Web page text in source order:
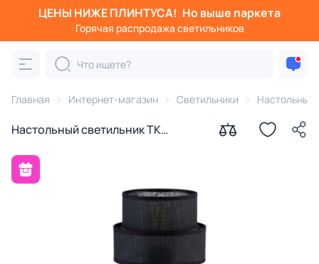
ЦЕНЫ НИЖЕ ПЛИНТУСА! Но выше паркета
Горячая распродажа светильников
Главная Интернет-магазин Светильники Настольные
Настольный светильник TK
черный